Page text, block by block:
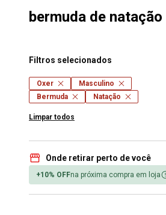
bermuda de
Filtros selecionados
Oxer
Masculino
Bermuda
Natação
Limpar todos
Onde retirar perto de você
+10% OFFna próxima compra em loja